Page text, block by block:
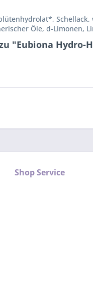
Öle, d-Limonen,
"Eubiona Hydro-
Shop Service